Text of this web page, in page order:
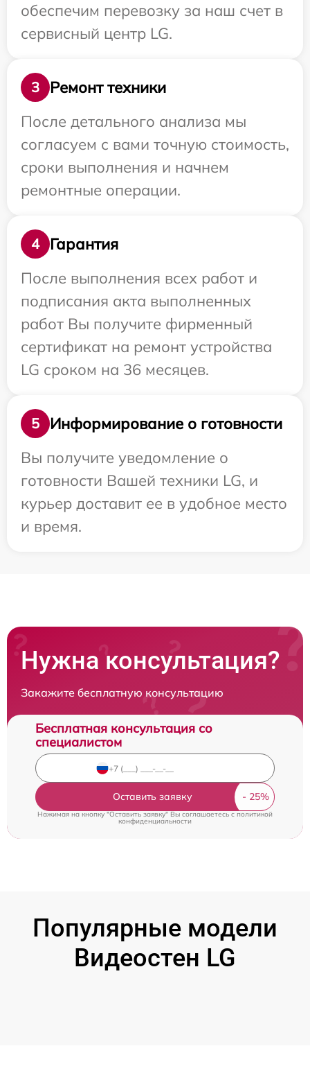
обеспечим перевозку за наш счет в
сервисный центр LG.
3
Ремонт техники
После детального анализа мы
согласуем с вами точную стоимость,
сроки выполнения и начнем
ремонтные операции.
4
Гарантия
После выполнения всех работ и
подписания акта выполненных
работ Вы получите фирменный
сертификат на ремонт устройства
LG сроком на 36 месяцев.
5
Информирование о готовности
Вы получите уведомление о
готовности Вашей техники LG, и
курьер доставит ее в удобное место
и время.
Нужна консультация?
Закажите бесплатную консультацию
Бесплатная консультация со
специалистом
Оставить заявку
Нажимая на кнопку "Оставить заявку" Вы соглашаетесь c политикой
конфиденциальности
Популярные модели
Видеостен LG